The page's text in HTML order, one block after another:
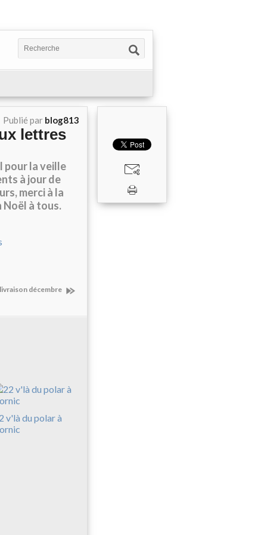
Publié par blog813
lettres
pour la veille
à jour de
merci à la
Noël à tous.
décembre
v'là du polar à